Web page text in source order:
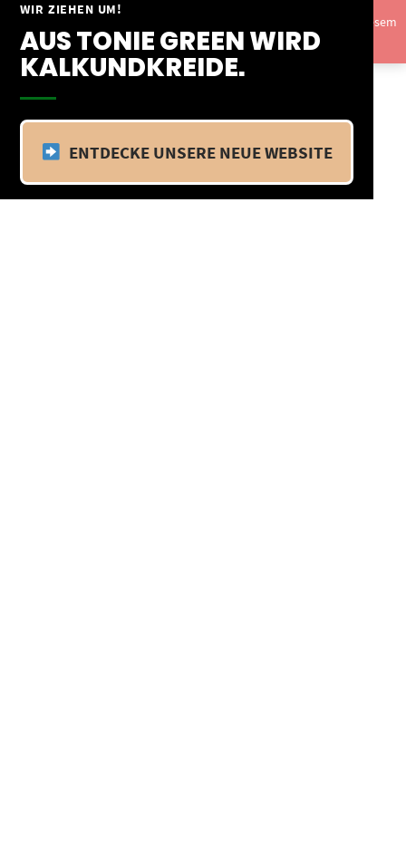
WIR ZIEHEN UM!
AUS TONIE GREEN WIRD
KALKUNDKREIDE.
ENTDECKE UNSERE NEUE WEBSITE
Springe
Inhalt
Vom 09.04.25 - 20.04.25 befinden wir uns im Betriebsurlaub. In diesem
Zeitraum findet kein Versand statt.Ausblenden